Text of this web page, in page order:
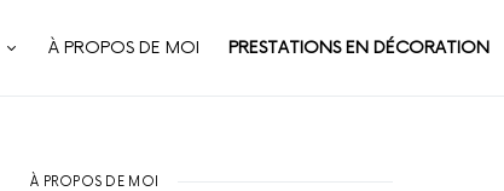
À PROPOS DE MOI PRESTATIONS EN DÉCORATION
À PROPOS DE MOI